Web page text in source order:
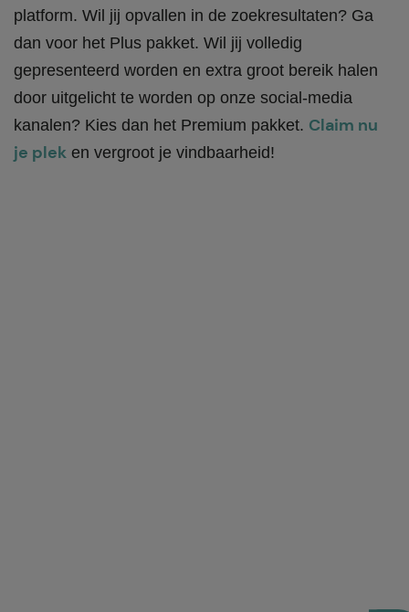
platform. Wil jij opvallen in de zoekresultaten? Ga
dan voor het Plus pakket. Wil jij volledig
gepresenteerd worden en extra groot bereik halen
door uitgelicht te worden op onze social-media
kanalen? Kies dan het Premium pakket. Claim nu
je plek en vergroot je vindbaarheid!